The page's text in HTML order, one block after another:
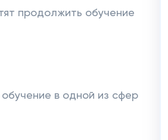
продолжить обучение
в одной из сфер